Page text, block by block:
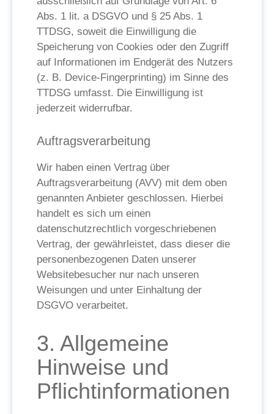
Abs. 1 lit. a DSGVO und § 25 Abs. 1
TTDSG, soweit die Einwilligung die
Speicherung von Cookies oder den Zugriff
auf Informationen im Endgerät des Nutzers
(z. B. Device-Fingerprinting) im Sinne des
TTDSG umfasst. Die Einwilligung ist
jederzeit widerrufbar.
Auftragsverarbeitung
Wir haben einen Vertrag über
Auftragsverarbeitung (AVV) mit dem oben
genannten Anbieter geschlossen. Hierbei
handelt es sich um einen
datenschutzrechtlich vorgeschriebenen
Vertrag, der gewährleistet, dass dieser die
personenbezogenen Daten unserer
Websitebesucher nur nach unseren
Weisungen und unter Einhaltung der
DSGVO verarbeitet.
3. Allgemeine
Hinweise und
Pflicht­informationen